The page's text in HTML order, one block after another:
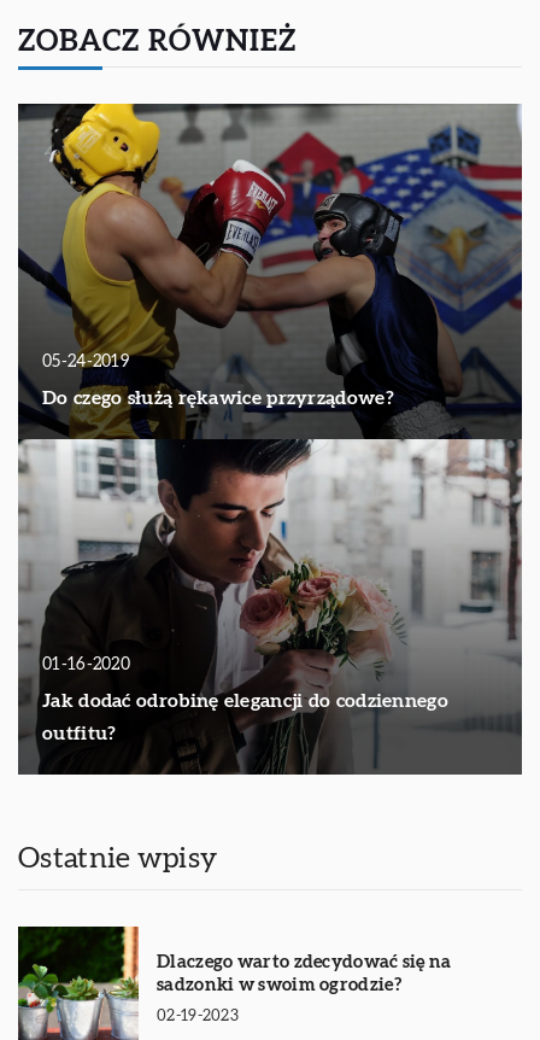
ZOBACZ RÓWNIEŻ
05-24-2019
Do czego służą rękawice przyrządowe?
01-16-2020
Jak dodać odrobinę elegancji do codziennego
outfitu?
Ostatnie wpisy
Dlaczego warto zdecydować się na
sadzonki w swoim ogrodzie?
02-19-2023